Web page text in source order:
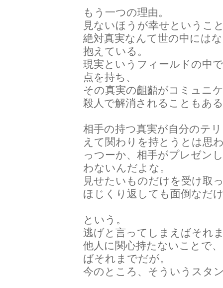
もう一つの理由。
見ないほうが幸せというこ
絶対真実なんて世の中には
抱えている。
現実というフィールドの中
点を持ち、
その真実の齟齬がコミュニ
殺人で解消されることもあ
相手の持つ真実が自分のテ
えて関わりを持とうとは思
っつーか、相手がプレゼン
わないんだよな。
見せたいものだけを受け取
ほじくり返しても面倒なだ
という。
逃げと言ってしまえばそれ
他人に関心持たないことで
ばそれまでだが。
今のところ、そういうスタ